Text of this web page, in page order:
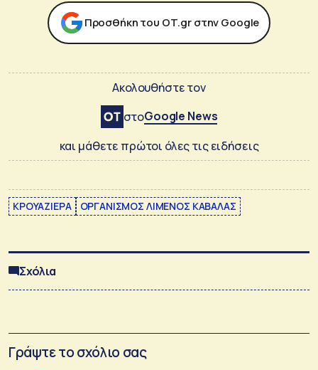
Προσθήκη του ΟΤ.gr στην Google
Ακολουθήστε τον
στοGoogle News
και μάθετε πρώτοι όλες τις ειδήσεις
ΚΡΟΥΑΖΙΕΡΑ ΟΡΓΑΝΙΣΜΟΣ ΛΙΜΕΝΟΣ ΚΑΒΑΛΑΣ
Σχόλια
Γράψτε το σχόλιο σας